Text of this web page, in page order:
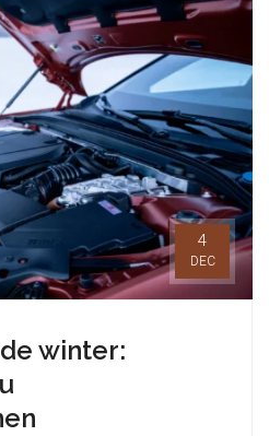
winter:
4
DEC